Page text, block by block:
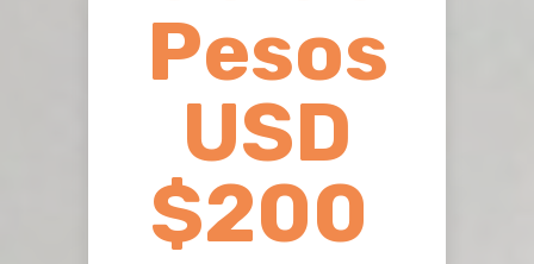
Pesos
USD
$200